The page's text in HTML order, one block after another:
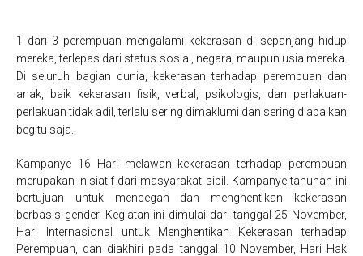
1 dari 3 perempuan mengalami kekerasan di sepanjang hidup
mereka, terlepas dari status sosial, negara, maupun usia mereka.
Di seluruh bagian dunia, kekerasan terhadap perempuan dan
anak, baik kekerasan fisik, verbal, psikologis, dan perlakuan-
perlakuan tidak adil, terlalu sering dimaklumi dan sering diabaikan
begitu saja.
Kampanye 16 Hari melawan kekerasan terhadap perempuan
merupakan inisiatif dari masyarakat sipil. Kampanye tahunan ini
bertujuan untuk mencegah dan menghentikan kekerasan
berbasis gender. Kegiatan ini dimulai dari tanggal 25 November,
Hari Internasional untuk Menghentikan Kekerasan terhadap
Perempuan, dan diakhiri pada tanggal 10 November, Hari Hak